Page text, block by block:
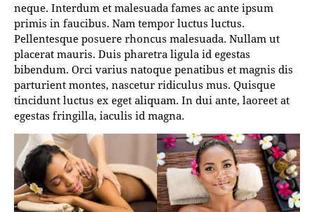
neque. Interdum et malesuada fames ac ante ipsum
primis in faucibus. Nam tempor luctus luctus.
Pellentesque posuere rhoncus malesuada. Nullam ut
placerat mauris. Duis pharetra ligula id egestas
bibendum. Orci varius natoque penatibus et magnis dis
parturient montes, nascetur ridiculus mus. Quisque
tincidunt luctus ex eget aliquam. In dui ante, laoreet at
egestas fringilla, iaculis id magna.